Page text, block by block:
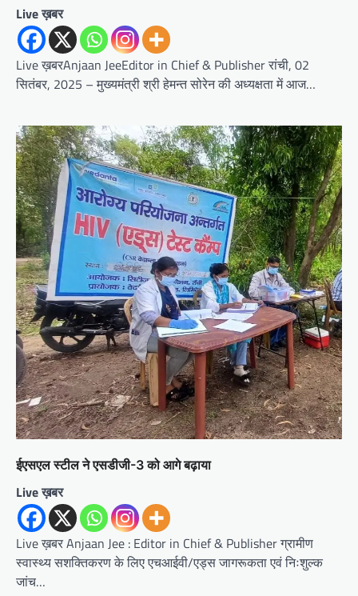
Live ख़बर
Live ख़बरAnjaan JeeEditor in Chief & Publisher रांची, 02
सितंबर, 2025 – मुख्यमंत्री श्री हेमन्त सोरेन की अध्यक्षता में आज…
ईएसएल स्टील ने एसडीजी-3 को आगे बढ़ाया
Live ख़बर
Live ख़बर Anjaan Jee : Editor in Chief & Publisher ग्रामीण
स्वास्थ्य सशक्तिकरण के लिए एचआईवी/एड्स जागरूकता एवं निःशुल्क
जांच…